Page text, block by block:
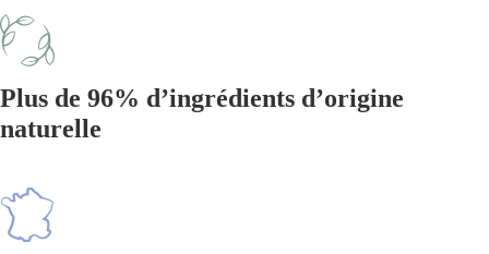
Plus de 96% d’ingrédients d’origine
naturelle